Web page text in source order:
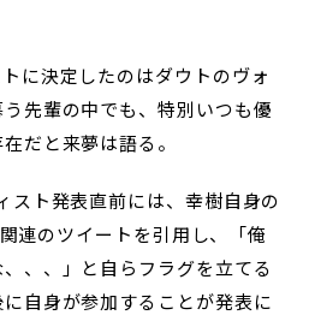
に決定したのはダウトのヴォ
先輩の中でも、特別いつも優
だと来夢は語る。
スト発表直前には、幸樹自身の
連のツイートを引用し、「俺
、、」と自らフラグを立てる
自身が参加することが発表に